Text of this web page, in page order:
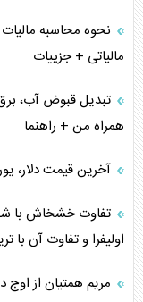
نحوه محاسبه مالیات
مالیاتی + جزییات
تبدیل قبوض آب،
همراه من + راهنما
آخرین قیمت دلار، یورو و سایر
تفاوت خشخاش با
اولیفرا و تفاوت آن
مریم همتیان از اوج